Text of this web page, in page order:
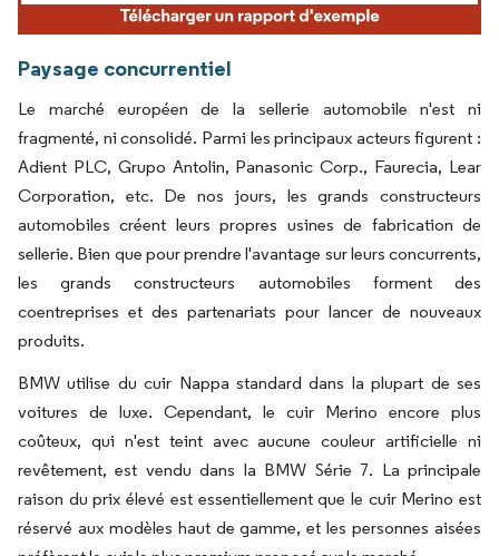
Paysage concurrentiel
Le marché européen de la sellerie automobile n'est ni
fragmenté, ni consolidé. Parmi les principaux acteurs figurent :
Adient PLC, Grupo Antolin, Panasonic Corp., Faurecia, Lear
Corporation, etc. De nos jours, les grands constructeurs
automobiles créent leurs propres usines de fabrication de
sellerie. Bien que pour prendre l'avantage sur leurs concurrents,
les grands constructeurs automobiles forment des
coentreprises et des partenariats pour lancer de nouveaux
produits.
BMW utilise du cuir Nappa standard dans la plupart de ses
voitures de luxe. Cependant, le cuir Merino encore plus
coûteux, qui n'est teint avec aucune couleur artificielle ni
revêtement, est vendu dans la BMW Série 7. La principale
raison du prix élevé est essentiellement que le cuir Merino est
réservé aux modèles haut de gamme, et les personnes aisées